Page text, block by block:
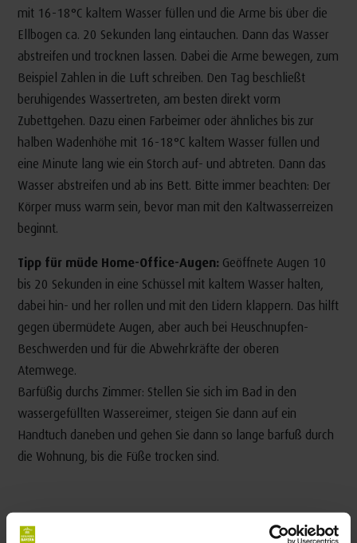
mit 16-18°C kaltem Wasser füllen und die Arme bis über die
Ellbogen ca. 20 Sekunden lang eintauchen. Dann das Wasser
abstreifen und trocknen lassen. Dabei die Arme bewegen, zum
Beispiel Zahlen in die Luft schreiben. Den Tag beschließt
beruhigendes Wassertreten, am besten direkt vorm
Zubettgehen. Dazu einen Farbeimer oder ähnliches bis zur
halben Wadenhöhe mit 16-18°C kaltem Wasser füllen und
eine Minute lang wie ein Storch auf- und abtreten. Dann das
Wasser abstreifen und ab ins Bett. Bitte immer beachten: Der
Körper muss warm sein, bevor man mit den Kaltwasserreizen
beginnt.
Tipp für müde Home-Office-Augen:Geöffnete Augen 10
bis 20 Sekunden in eine Schüssel mit kaltem Wasser halten,
dabei hin- und her rollen und mit den Lidern klappern. Das hilft
gegen übermüdete Augen, aber auch bei Heuschnupfen-
Beschwerden und für die Abwehrkräfte der oberen
Atemwege.
Barfüßig durchs Zimmer: Stellen Sie sich im Bad in den
wassergefüllten Wassereimer, steigen Sie dann auf ein
Handtuch daneben und gehen Sie dann so lange barfuß durch
die Wohnung, bis die Füße trocken sind.
Bad Wörishofen und der